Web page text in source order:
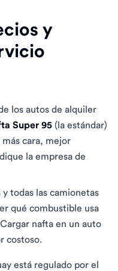
y
los autos de alquiler
Super 95 (la estándar)
más cara, mejor
la empresa de
todas las camionetas
qué combustible usa
nafta en un auto
costoso.
está regulado por el